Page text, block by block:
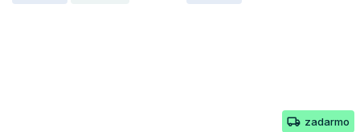
zadarmo